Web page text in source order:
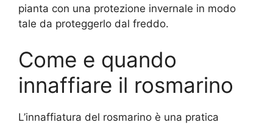
pianta con una protezione invernale in modo
tale da proteggerlo dal freddo.
Come e quando
innaffiare il rosmarino
L’innaffiatura del rosmarino è una pratica